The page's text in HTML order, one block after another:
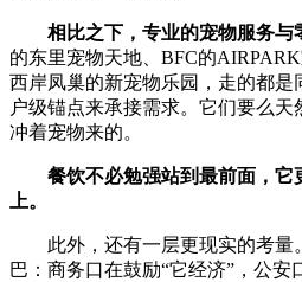
相比之下，专业的宠物服务与
的东里宠物天地、BFC的
西岸凤巢的新宠物乐园，走的都
户级锚点来承接需求。它们要么
冲着宠物来的。
餐饮不必勉强站到最前面，它
上。
此外，还有一层更现实的考
巴：商务口在鼓励“它经济”，公